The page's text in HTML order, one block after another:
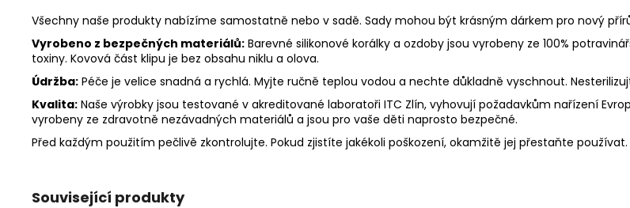
Všechny naše produkty nabízíme samostatně nebo v sadě. Sady mohou být krásným dárkem pro nový
Vyrobeno z bezpečných materiálů: Barevné silikonové korálky a ozdoby jsou vyrobeny ze 100%
toxiny. Kovová část klipu je bez obsahu niklu a olova.
Údržba: Péče je velice snadná a rychlá. Myjte ručně teplou vodou a nechte důkladně vyschnout.
Kvalita: Naše výrobky jsou testované v akreditované laboratoři ITC Zlín, vyhovují požadavkům nařízení
vyrobeny ze zdravotně nezávadných materiálů a jsou pro vaše děti naprosto bezpečné.
Před každým použitím pečlivě zkontrolujte. Pokud zjistíte jakékoli poškození, okamžitě jej přestaňte používat.
Související produkty